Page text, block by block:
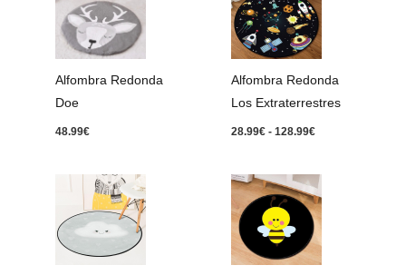
Alfombra Redonda
Doe
48.99€
Alfombra Redonda
Los Extraterrestres
28.99€ - 128.99€
desde
28.99€
hasta
128.99€
Rango
de
precios:
desde
38.99€
hasta
Rango
de
precios:
desde
28.99€
hasta
68.99€